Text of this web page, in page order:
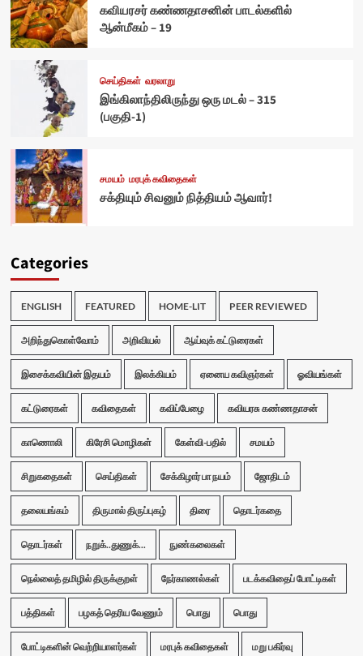
கவியரசர் கண்ணதாசனின் பாடல்களில்
ஆன்மீகம் – 19
செய்திகள் வரலாறு
இங்கிலாந்திலிருந்து ஒரு மடல் – 315
(பகுதி-1)
சமயம் மரபுக் கவிதைகள்
சக்தியும் சிவனும் நித்தியம் ஆவார்!
Categories
ENGLISH FEATURED HOME-LIT PEER REVIEWED
அறிந்துகொள்வோம் அறிவியல் ஆய்வுக் கட்டுரைகள்
இசைக்கவியின் இதயம் இலக்கியம் ஏனைய கவிஞர்கள் ஓவியங்கள்
கட்டுரைகள் கவிதைகள் கவிப்பேழை கவியரசு கண்ணதாசன்
காணொலி கிரேசி மொழிகள் கேள்வி-பதில் சமயம்
சிறுகதைகள் செய்திகள் சேக்கிழார் பா நயம் ஜோதிடம்
தலையங்கம் திருமால் திருப்புகழ் திரை தொடர்கதை
தொடர்கள் நறுக்..துணுக்... நுண்கலைகள்
நெல்லைத் தமிழில் திருக்குறள் நேர்காணல்கள் படக்கவிதைப் போட்டிகள்
பத்திகள் பழகத் தெரிய வேணும் பொது பொது
போட்டிகளின் வெற்றியாளர்கள் மரபுக் கவிதைகள் மறு பகிர்வு